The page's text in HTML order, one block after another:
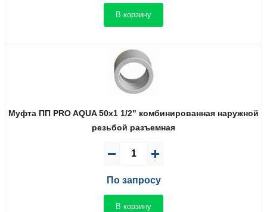
В корзину
Муфта ПП PRO AQUA 50x1 1/2" комбинированная наружной
резьбой разъемная
По запросу
В корзину